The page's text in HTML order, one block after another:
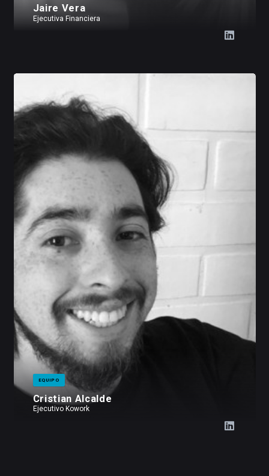
Jaire Vera
Ejecutiva Financiera
EQUIPO
Cristian Alcalde
Ejecutivo Kowork